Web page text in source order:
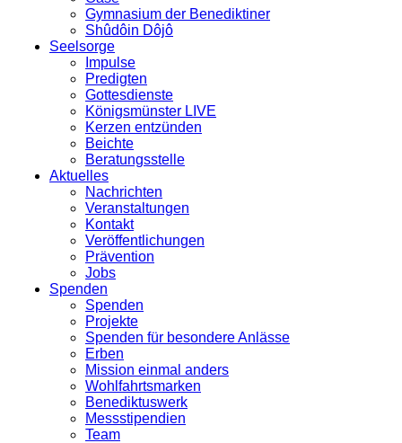
Gymnasium der Benediktiner
Shûdôin Dôjô
Seelsorge
Impulse
Predigten
Gottesdienste
Königsmünster LIVE
Kerzen entzünden
Beichte
Beratungsstelle
Aktuelles
Nachrichten
Veranstaltungen
Kontakt
Veröffentlichungen
Prävention
Jobs
Spenden
Spenden
Projekte
Spenden für besondere Anlässe
Erben
Mission einmal anders
Wohlfahrtsmarken
Benediktuswerk
Messstipendien
Team